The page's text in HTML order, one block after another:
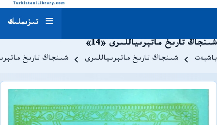
تىزىملىك
شىنجاڭ تارىخ ماتېرىياللىرى «14»
Breadcrumb
باشبەت شىنجاڭ تارىخ ماتېرىياللىرى شىنجاڭ تارىخ